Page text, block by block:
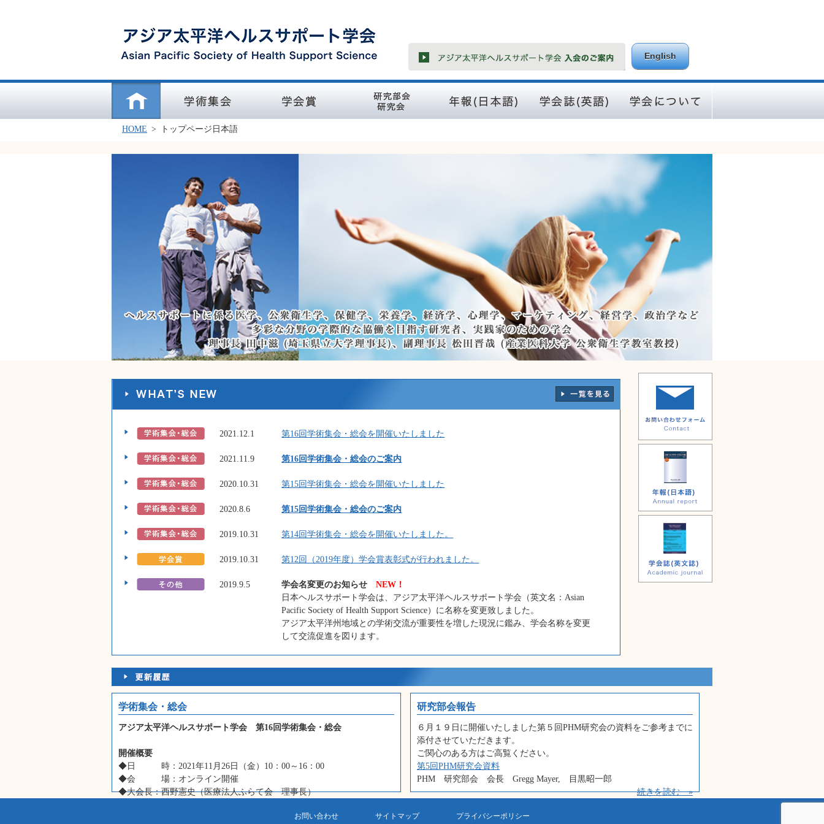
English
ホーム 学術集会
Management）
HOME > トップページ日本語
2021.12.1 第16回学術集会・総会を開催いたしました
2021.11.9 第16回学術集会・総会のご案内
2020.10.31 第15回学術集会・総会を開催いたしました
2020.8.6 第15回学術集会・総会のご案内
2019.10.31 第14回学術集会・総会を開催いたしました。
2019.10.31 第12回（2019年度）学会賞表彰式が行われました。
2019.9.5 学会名変更のお知らせNEW！
日本ヘルスサポート学会は、アジア太平洋ヘルスサポート学会（英文名：Asian
Pacific Society of Health Support Science）に名称を変更致しました。
アジア太平洋州地域との学術交流が重要性を増した現況に鑑み、学会名称を変更
して交流促進を図ります。
学術集会・総会
アジア太平洋ヘルスサポート学会 第16回学術集会・総会
開催概要
◆日 時：2021年11月26日（金）10：00～16：00
◆会 場：オンライン開催
◆大会長：西野憲史（医療法人ふらて会 理事長）
◆実行委 員：村松圭司（産業医科大学）・得津 慶（産業医科大学）
研究部会報告
６月１９日に開催いたしました第５回PHM研究会の資料をご参考までに
添付させていただきます。
ご関心のある方はご高覧ください。
第5回PHM研究会資料
PHM 研究部会 会長 Gregg Mayer, 目黒昭一郎
続きを読む »
お問い合わせ サイトマップ プライバシーポリシー